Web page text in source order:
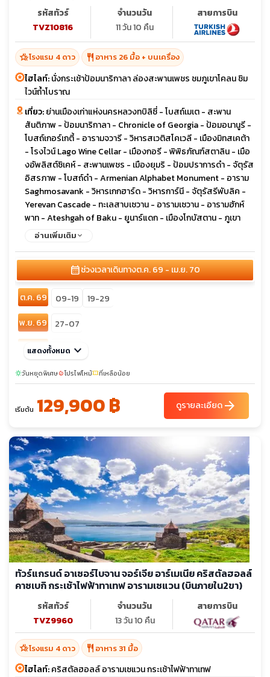
รหัสทัวร์
TVZ10816
จำนวนวัน
11 วัน 10 คืน
สายการบิน
hotel_classโรงแรม 4 ดาว restaurant อาหาร 26 มื้อ + บนเครื่อง
ไฮไลท์:นั่งกระเช้าป้อมนาริกาลา ล่องสะพานเพชร ชมภูเขาโคลน ชิม
ไวน์ถ้ำโบราณ
เที่ยว:ย่านเมืองเก่าแห่งนครหลวงทบิลิซี่ - โบสถ์เมเต - สะพาน
สันติภาพ - ป้อมนาริกาลา - Chronicle of Georgia - ป้อมอนานูรี -
โบสถ์เกอร์เกตี้ - อารามจวารี - วิหารสเวติสโคเวลี - เมืองมิทสเคต้า
- โรงไวน์ Lago Wine Cellar - เมืองกอรี - พิพิธภัณฑ์สตาลิน - เมือ
งอัพลิสต์ซิเคห์ - สะพานเพชร - เมืองยุมริ - ป้อมปราการดำ - จัตุรัส
อิสรภาพ - โบสถ์ดำ - Armenian Alphabet Monument - อาราม
Saghmosavank - วิหารเกกฮาร์ด - วิหารการ์นี - จัตุรัสรีพับลิค -
Yerevan Cascade - ทะเลสาบเซวาน - อารามเซวาน - อารามฮักห์
พาท - Ateshgah of Baku - ยูนาร์แดก - เมืองโกบัสตาน - ภูเขา
โคลน - เมืองเก่าบากู - พระราชวังแห่งราชวงศ์เชอร์วาน - คาราวาน
อ่านเพิ่มเติม
calendar_monthช่วงเวลาเดินทางต.ค. 69 - เม.ย. 70
ต.ค. 69 09-19
19-29
พ.ย. 69
27-07
ม.ค. 70
18-28
ก.พ. 70
10-20
มี.ค. 70
08-18
แสดงทั้งหมด keyboard_arrow_down
sunnyวันหยุดพิเศษlocal_fire_departmentโปรไฟไหม้confirmation_numberที่เหลือน้อย
เริ่มต้น 129,900 ฿ ดูรายละเอียดarrow_forward
ทัวร์แกรนด์ อาเซอร์ไบจาน จอร์เจีย อาร์เมเนีย คริสตัลฮอลล์
คาซเบกิ กระเช้าไฟฟ้าทาเทฟ อารามเซแวน (บินภายใน2ขา)
รหัสทัวร์
TVZ9960
จำนวนวัน
13 วัน 10 คืน
สายการบิน
hotel_classโรงแรม 4 ดาว restaurant อาหาร 31 มื้อ
ไฮไลท์:คริสตัลฮอลล์ อารามเซแวน กระเช้าไฟฟ้าทาเทฟ